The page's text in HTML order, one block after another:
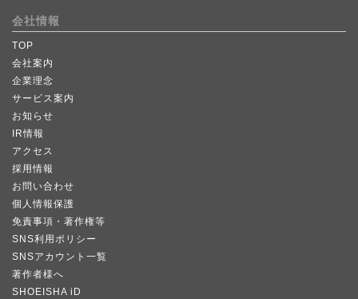
会社情報
TOP
会社案内
企業理念
サービス案内
お知らせ
IR情報
アクセス
採用情報
お問い合わせ
個人情報保護
免責事項・著作権等
SNS利用ポリシー
SNSアカウント一覧
著作者様へ
SHOEISHA iD